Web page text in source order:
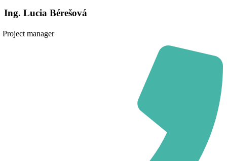
Ing. Lucia Bérešová
Project manager